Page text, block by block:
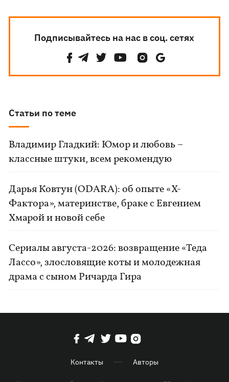
Подписывайтесь на нас в соц. сетях
Статьи по теме
Владимир Гладкий: Юмор и любовь –
классные штуки, всем рекомендую
Дарья Ковтун (ODARA): об опыте «Х-
Фактора», материнстве, браке с Евгением
Хмарой и новой себе
Сериалы августа-2026: возвращение «Теда
Лассо», злословящие коты и молодежная
драма с сыном Ричарда Гира
Контакты Авторы